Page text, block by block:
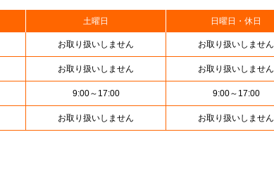
土曜日 日曜日・休日
お取り扱いしません お取り扱いしません
お取り扱いしません お取り扱いしません
9:00～17:00 9:00～17:00
お取り扱いしません お取り扱いしません